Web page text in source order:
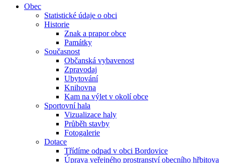
Obec
Statistické údaje o obci
Historie
Znak a prapor obce
Památky
Současnost
Občanská vybavenost
Zpravodaj
Ubytování
Knihovna
Kam na výlet v okolí obce
Sportovní hala
Vizualizace haly
Průběh stavby
Fotogalerie
Dotace
Třídíme odpad v obci Bordovice
Úprava veřejného prostranství obecního hřbitova